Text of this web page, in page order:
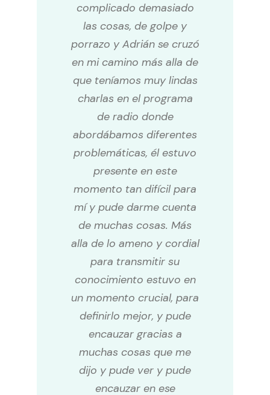
complicado demasiado
las cosas, de golpe y
porrazo y Adrián se cruzó
en mi camino más alla de
que teníamos muy lindas
charlas en el programa
de radio donde
abordábamos diferentes
problemáticas, él estuvo
presente en este
momento tan difícil para
mí y pude darme cuenta
de muchas cosas. Más
alla de lo ameno y cordial
para transmitir su
conocimiento estuvo en
un momento crucial, para
definirlo mejor, y pude
encauzar gracias a
muchas cosas que me
dijo y pude ver y pude
encauzar en ese